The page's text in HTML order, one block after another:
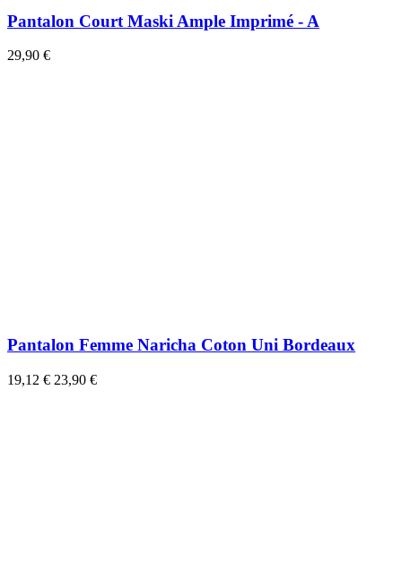
Pantalon Court Maski Ample Imprimé - A
29,90 €
Pantalon Femme Naricha Coton Uni Bordeaux
19,12 € 23,90 €